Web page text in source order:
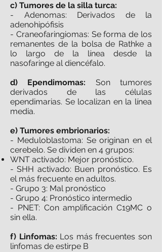
c) Tumores de la silla turca:
- Adenomas: Derivados de la
adenohipófisis
- Craneofaringiomas: Se forma de los
remanentes de la bolsa de Rathke a
lo largo de la línea desde la
nasofaringe al diencéfalo.
d) Ependimomas: Son tumores
derivados de las células
ependimarias. Se localizan en la línea
media.
e) Tumores embrionarios:
- Meduloblastoma: Se originan en el
cerebelo. Se dividen en 4 grupos:
WNT activado: Mejor pronóstico.
- SHH activado: Buen pronóstico. Es
el más frecuente en adultos.
- Grupo 3: Mal pronóstico
- Grupo 4: Pronóstico intermedio
- PNET: Con amplificación C19MC o
sin ella.
f) Linfomas: Los más frecuentes son
linfomas de estirpe B